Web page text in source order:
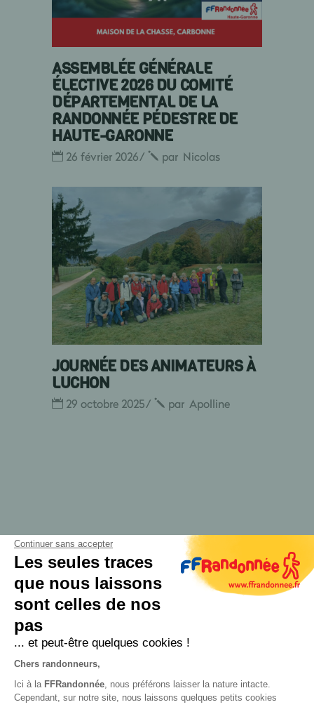
ASSEMBLÉE GÉNÉRALE
ÉLECTIVE 2026 DU COMITÉ
DÉPARTEMENTAL DE LA
RANDONNÉE PÉDESTRE DE
HAUTE-GARONNE
26 février 2026 par Nicolas
JOURNÉE DES ANIMATEURS À
LUCHON
29 octobre 2025 par Apolline
📍5, port Saint Sauveur, Toulouse
✉️haute-garonne@ffrandonnee.fr
Continuer sans accepter
Les seules traces
que nous laissons
sont celles de nos
pas
... et peut-être quelques cookies !
Chers randonneurs,
Ici à la FFRandonnée , nous préférons laisser la nature intacte.
Cependant, sur notre site, nous laissons quelques petits cookies